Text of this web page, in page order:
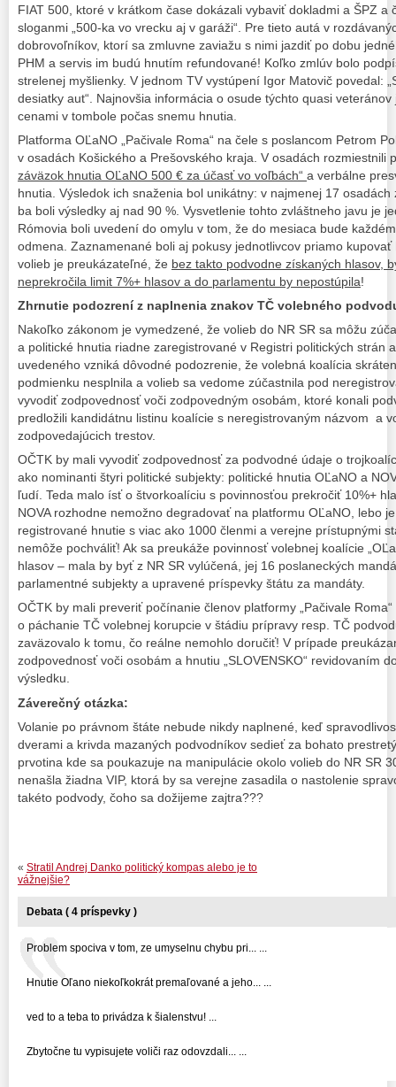
FIAT 500, ktoré v krátkom čase dokázali vybaviť dokladmi a ŠPZ a
sloganmi „500-ka vo vrecku aj v garáži“. Pre tieto autá v
dobrovoľníkov, ktorí sa zmluvne zaviažu s nimi jazdiť po dobu
PHM a servis im budú hnutím refundované! Koľko zmlúv bolo
strelenej myšlienky. V jednom TV vystúpení Igor Matovič povedal:
desiatky aut“. Najnovšia informácia o osude týchto quasi
cenami v tombole počas snemu hnutia.
Platforma OĽaNO „Pačivale Roma“ na čele s poslancom Petrom
v osadách Košického a Prešovského kraja. V osadách rozmiestnili
záväzok hnutia OĽaNO 500 € za účasť vo voľbách“ a verbálne
hnutia. Výsledok ich snaženia bol unikátny: v najmenej 17
ba boli výsledky aj nad 90 %. Vysvetlenie tohto zvláštneho javu je
Rómovia boli uvedení do omylu v tom, že do mesiaca bude
odmena. Zaznamenané boli aj pokusy jednotlivcov priamo
volieb je preukázateľné, že bez takto podvodne získaných hlasov,
neprekročila limit 7%+ hlasov a do parlamentu by nepostúpila!
Zhrnutie podozrení z naplnenia znakov TČ volebného
Nakoľko zákonom je vymedzené, že volieb do NR SR sa môžu
a politické hnutia riadne zaregistrované v Registri politických strán
uvedeného vzniká dôvodné podozrenie, že volebná koalícia
podmienku nesplnila a volieb sa vedome zúčastnila pod
vyvodiť zodpovednosť voči zodpovedným osobám, ktoré konali
predložili kandidátnu listinu koalície s neregistrovaným názvom a
zodpovedajúcich trestov.
OČTK by mali vyvodiť zodpovednosť za podvodné údaje o
ako nominanti štyri politické subjekty: politické hnutia OĽaNO a
ľudí. Teda malo ísť o štvorkoalíciu s povinnosťou prekročiť 10%+
NOVA rozhodne nemožno degradovať na platformu OĽaNO, lebo
registrované hnutie s viac ako 1000 členmi a verejne prístupnými
nemôže pochváliť! Ak sa preukáže povinnosť volebnej koalície
hlasov – mala by byť z NR SR vylúčená, jej 16 poslaneckých
parlamentné subjekty a upravené príspevky štátu za mandáty.
OČTK by mali preveriť počínanie členov platformy „Pačivale
o páchanie TČ volebnej korupcie v štádiu prípravy resp. TČ
zaväzovalo k tomu, čo reálne nemohlo doručiť! V prípade
zodpovednosť voči osobám a hnutiu „SLOVENSKO“ revidovaním
výsledku.
Záverečný otázka:
Volanie po právnom štáte nebude nikdy naplnené, keď
dverami a krivda mazaných podvodníkov sedieť za bohato
prvotina kde sa poukazuje na manipulácie okolo volieb do NR SR
nenašla žiadna VIP, ktorá by sa verejne zasadila o nastolenie
takéto podvody, čoho sa dožijeme zajtra???
« Stratil Andrej Danko politický kompas alebo je to
vážnejšie?
Debata ( 4 príspevky )
Problem spociva v tom, ze umyselnu chybu pri... ...
Hnutie Oľano niekoľkokrát premaľované a jeho... ...
ved to a teba to privádza k šialenstvu! ...
Zbytočne tu vypisujete voliči raz odovzdali... ...